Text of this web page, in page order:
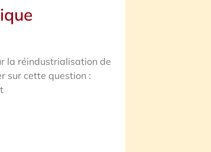
la réindustrialisation de
sur cette question :